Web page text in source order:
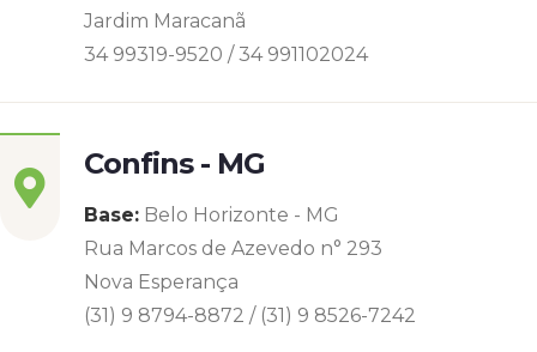
Jardim Maracanã
34 99319-9520 / 34 991102024
Confins - MG
Base: Belo Horizonte - MG
Rua Marcos de Azevedo n° 293
Nova Esperança
(31) 9 8794-8872 / (31) 9 8526-7242